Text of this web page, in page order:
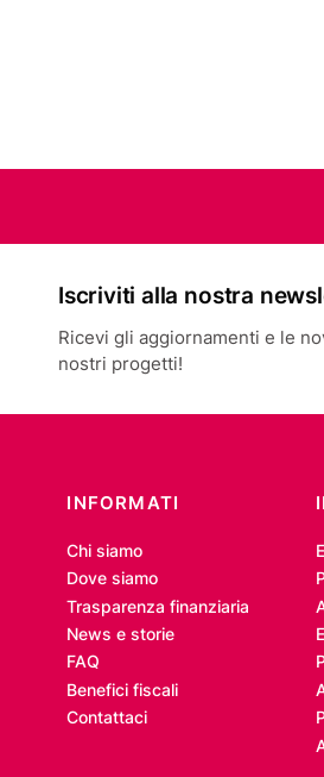
Iscriviti alla nostra
Ricevi gli aggiornamenti e le
nostri progetti!
INFORMATI
Chi siamo
Dove siamo
Trasparenza finanziaria
News e storie
FAQ
Benefici fiscali
Contattaci